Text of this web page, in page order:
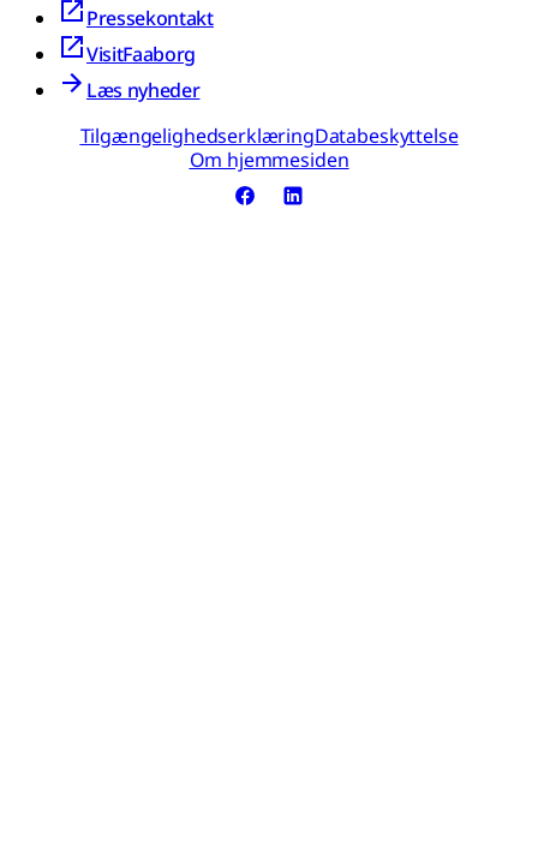
Pressekontakt
VisitFaaborg
Læs nyheder
TilgængelighedserklæringDatabeskyttelse
Om hjemmesiden